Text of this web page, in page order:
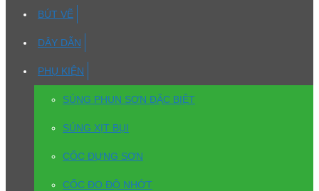
BÚT VẼ
DÂY DẪN
PHỤ KIỆN
SÚNG PHUN SƠN ĐẶC BIỆT
SÚNG XỊT BỤI
CỐC ĐỰNG SƠN
CỐC ĐO ĐỘ NHỚT